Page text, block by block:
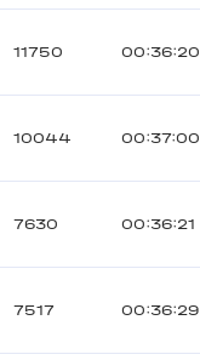
11750 00:36:20
10044 00:37:00
7630 00:36:21
7517 00:36:29